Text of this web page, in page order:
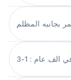
بجانبه المظلم
الف عام : 1-3